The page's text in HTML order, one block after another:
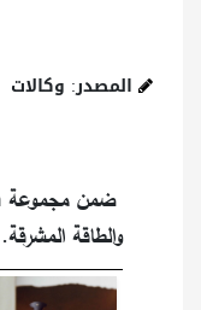
المصدر: وكالات
والطاقة المشرقة.